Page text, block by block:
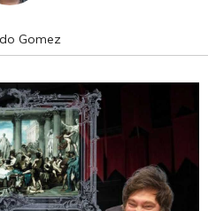
Gomez